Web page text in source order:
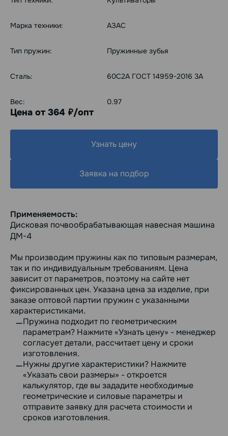
Марка техники: АЗАС
Тип пружин: Пружинные зубья
Сталь: 60С2А ГОСТ 14959-2016 3А
Вес: 0.97
Цена от 364 руб./опт
Узнать цену
Заявка на подбор
Применяемость:
Дисковая почвообрабатывающая навесная машина
ДМ-4
Мы производим пружины как по типовым размерам,
так и по индивидуальным требованиям. Цена
зависит от параметров, поэтому на сайте нет
фиксированных цен. Указана цена за изделие, при
заказе оптовой партии пружин с указанными
характеристиками.
Пружина подходит по геометрическим
параметрам? Нажмите «Узнать цену» - менеджер
согласует детали, рассчитает цену и сроки
изготовления.
Нужны другие характеристики? Нажмите
«Указать свои размеры» - откроется
калькулятор, где вы зададите необходимые
геометрические и силовые параметры и
отправите заявку для расчета стоимости и
сроков изготовления.